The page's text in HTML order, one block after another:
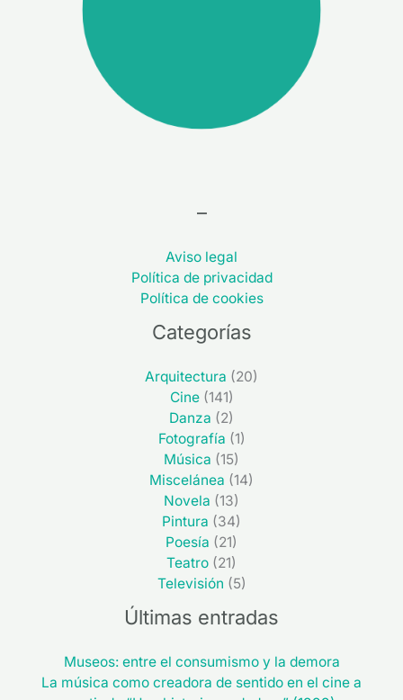
–
Aviso legal
Política de privacidad
Política de cookies
Categorías
Arquitectura (20)
Cine(141)
Danza (2)
Fotografía (1)
Música (15)
Miscelánea (14)
Novela (13)
Pintura (34)
Poesía (21)
Teatro (21)
Televisión (5)
Últimas entradas
Museos: entre el consumismo y la demora
La música como creadora de sentido en el cine a